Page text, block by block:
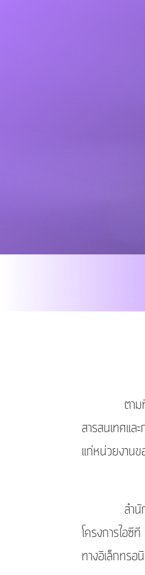
ตามที่แผน
สารสนเทศแล
แก่หน่วยงาน
สำนักงานพั
โครงการไอซี
ทางอิเล็กทร